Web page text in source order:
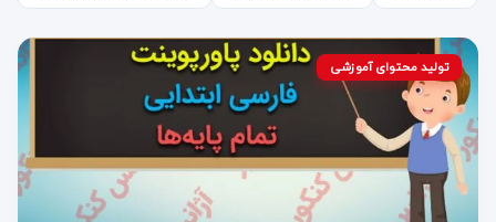
تولید محتوای آموزشی